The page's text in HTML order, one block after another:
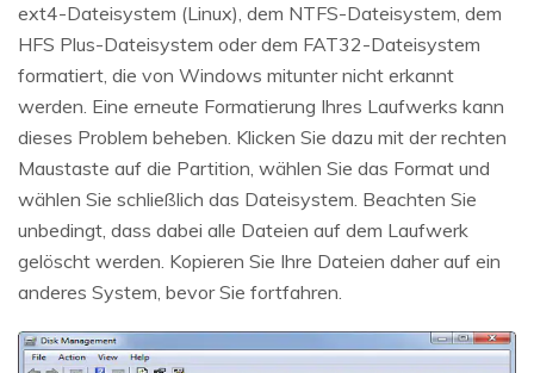
ext4-Dateisystem (Linux), dem NTFS-Dateisystem, dem
HFS Plus-Dateisystem oder dem FAT32-Dateisystem
formatiert, die von Windows mitunter nicht erkannt
werden. Eine erneute Formatierung Ihres Laufwerks kann
dieses Problem beheben. Klicken Sie dazu mit der rechten
Maustaste auf die Partition, wählen Sie das Format und
wählen Sie schließlich das Dateisystem. Beachten Sie
unbedingt, dass dabei alle Dateien auf dem Laufwerk
gelöscht werden. Kopieren Sie Ihre Dateien daher auf ein
anderes System, bevor Sie fortfahren.